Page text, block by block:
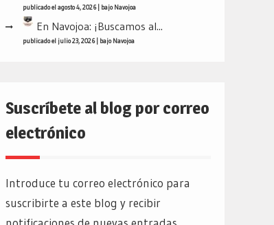
publicado el agosto 4, 2026| bajoNavojoa
En Navojoa: ¡Buscamos al...
publicado el julio 23, 2026| bajoNavojoa
Suscríbete al blog por correo
electrónico
Introduce tu correo electrónico para
suscribirte a este blog y recibir